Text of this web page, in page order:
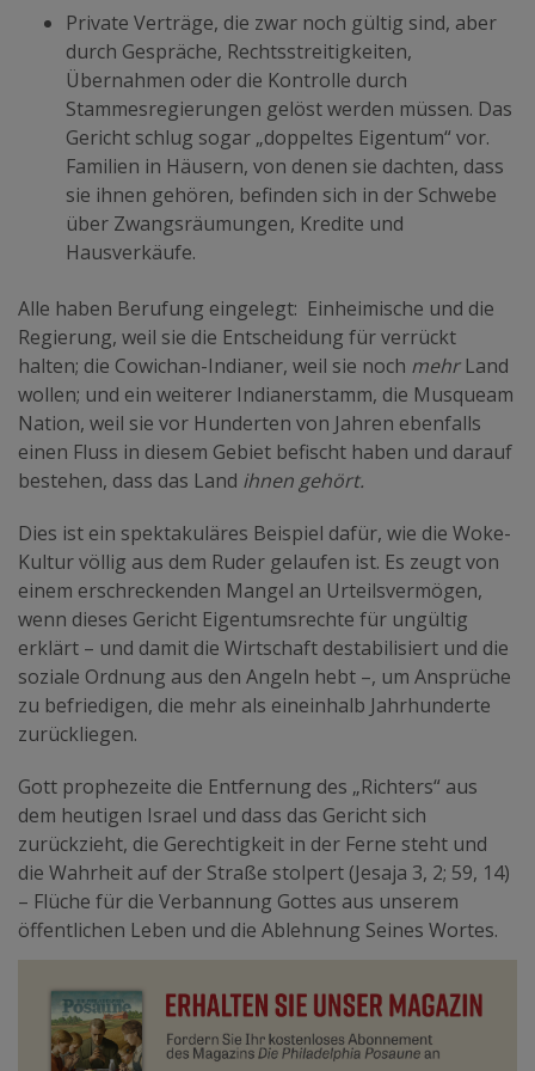
Private Verträge, die zwar noch gültig sind, aber
durch Gespräche, Rechtsstreitigkeiten,
Übernahmen oder die Kontrolle durch
Stammesregierungen gelöst werden müssen. Das
Gericht schlug sogar „doppeltes Eigentum“ vor.
Familien in Häusern, von denen sie dachten, dass
sie ihnen gehören, befinden sich in der Schwebe
über Zwangsräumungen, Kredite und
Hausverkäufe.
Alle haben Berufung eingelegt: Einheimische und die
Regierung, weil sie die Entscheidung für verrückt
halten; die Cowichan-Indianer, weil sie noch mehrLand
wollen; und ein weiterer Indianerstamm, die Musqueam
Nation, weil sie vor Hunderten von Jahren ebenfalls
einen Fluss in diesem Gebiet befischt haben und darauf
bestehen, dass das Land ihnen gehört.
Dies ist ein spektakuläres Beispiel dafür, wie die Woke-
Kultur völlig aus dem Ruder gelaufen ist. Es zeugt von
einem erschreckenden Mangel an Urteilsvermögen,
wenn dieses Gericht Eigentumsrechte für ungültig
erklärt – und damit die Wirtschaft destabilisiert und die
soziale Ordnung aus den Angeln hebt –, um Ansprüche
zu befriedigen, die mehr als eineinhalb Jahrhunderte
zurückliegen.
Gott prophezeite die Entfernung des „Richters“ aus
dem heutigen Israel und dass das Gericht sich
zurückzieht, die Gerechtigkeit in der Ferne steht und
die Wahrheit auf der Straße stolpert (Jesaja 3, 2; 59, 14)
– Flüche für die Verbannung Gottes aus unserem
öffentlichen Leben und die Ablehnung Seines Wortes.